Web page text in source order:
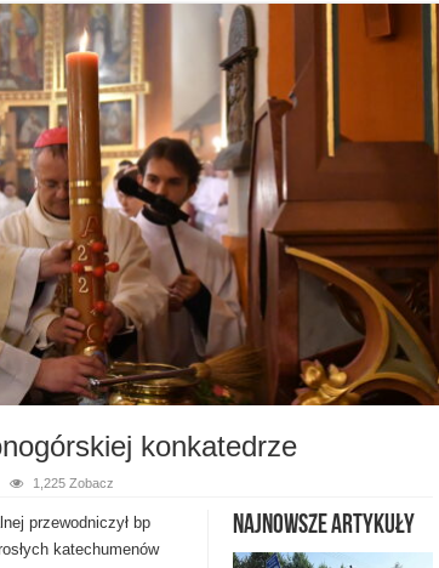
konkatedrze
1,225 Zobacz
Najnowsze artykuły
przewodniczył bp
katechumenów